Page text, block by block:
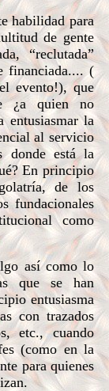
habilidad para
de gente
“reclutada”
financiada.... (
evento!), que
¿a quien no
entusiasmar la
al servicio
está la
En principio
de los
fundacionales
como
así como lo
que se han
entusiasma
con trazados
etc., cuando
(como en la
para quienes